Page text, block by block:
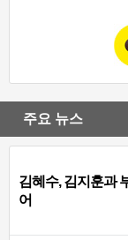
주요 뉴스
김혜수, 김지훈과
어